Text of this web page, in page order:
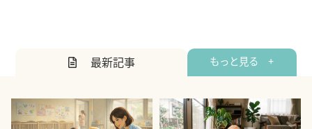
最新記事 もっと見る +